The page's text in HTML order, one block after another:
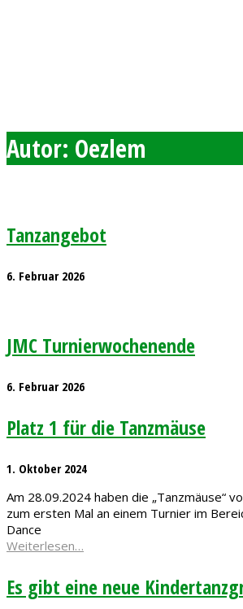
Autor: Oezlem
Tanzangebot
6. Februar 2026
JMC Turnierwochenende
6. Februar 2026
Platz 1 für die Tanzmäuse
1. Oktober 2024
Am 28.09.2024 haben die „Tanzmäuse“
zum ersten Mal an einem Turnier im
Dance
Weiterlesen…
Es gibt eine neue